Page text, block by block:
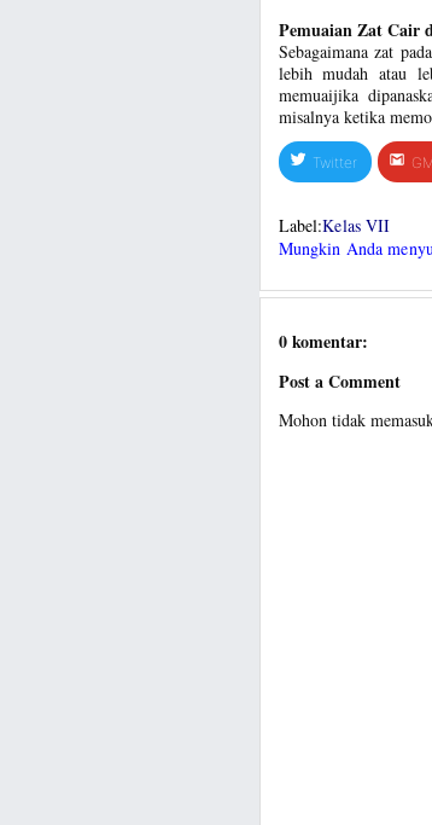
Pemuaian Zat Cair
Sebagaimana zat
lebih mudah atau
memuaijika
misalnya ketika
Twitter
Label:Kelas VII
Mungkin Anda
0 komentar:
Post a Comment
Mohon tidak